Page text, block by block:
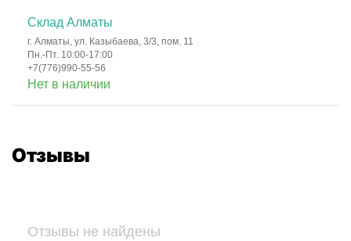
Склад Алматы
г. Алматы, ул. Казыбаева, 3/3, пом. 11
Пн.-Пт. 10:00-17:00
+7(776)990-55-56
Нет в наличии
Отзывы
Отзывы не найдены